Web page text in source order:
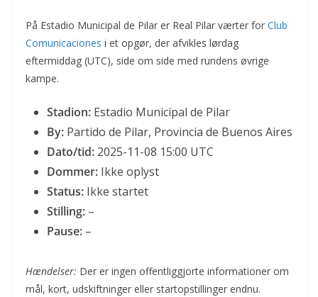
På Estadio Municipal de Pilar er Real Pilar værter for Club
Comunicaciones i et opgør, der afvikles lørdag
eftermiddag (UTC), side om side med rundens øvrige
kampe.
Stadion: Estadio Municipal de Pilar
By: Partido de Pilar, Provincia de Buenos Aires
Dato/tid: 2025-11-08 15:00 UTC
Dommer: Ikke oplyst
Status: Ikke startet
Stilling: –
Pause: –
Hændelser: Der er ingen offentliggjorte informationer om
mål, kort, udskiftninger eller startopstillinger endnu.